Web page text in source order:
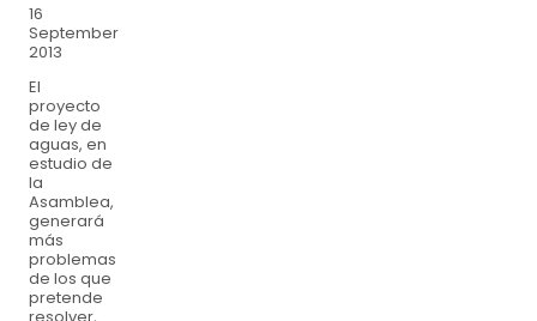
16
September
2013
El
proyecto
de ley de
aguas, en
estudio de
la
Asamblea,
generará
más
problemas
de los que
pretende